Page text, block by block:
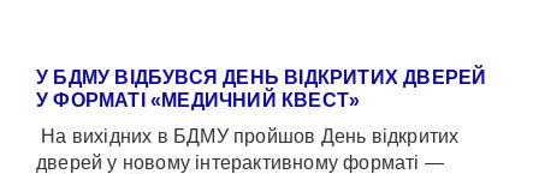
У БДМУ ВІДБУВСЯ ДЕНЬ ВІДКРИТИХ ДВЕРЕЙ
У ФОРМАТІ «МЕДИЧНИЙ КВЕСТ»
На вихідних в БДМУ пройшов День відкритих
дверей у новому інтерактивному форматі —